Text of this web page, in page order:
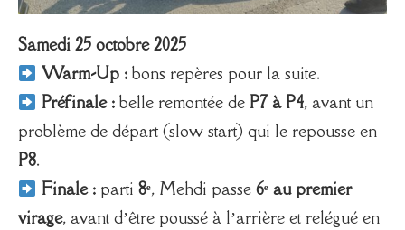
Samedi 25 octobre 2025
Warm-Up :bons repères pour la suite.
Préfinale :belle remontée de P7 à P4, avant un
problème de départ (slow start) qui le repousse en
P8.
Finale :parti 8ᵉ, Mehdi passe 6ᵉ au premier
virage, avant d’être poussé à l’arrière et relégué en